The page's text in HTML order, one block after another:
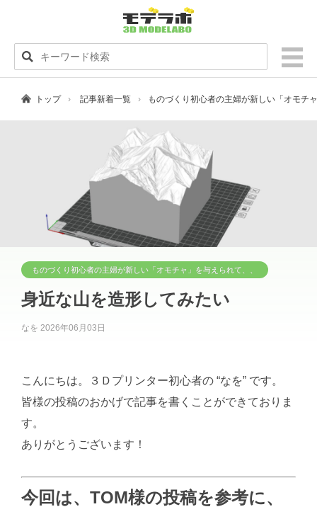
トップ 記事新着一覧 ものづくり初心者の主婦が新しい「オモチ
ものづくり初心者の主婦が新しい「オモチャ」を与えられて、、
身近な山を造形してみたい
なを 2026年06月03日
こんにちは。３Ｄプリンター初心者の “なを” です。
皆様の投稿のおかげで記事を書くことができておりま
す。
ありがとうございます！
今回は、TOM様の投稿を参考に、